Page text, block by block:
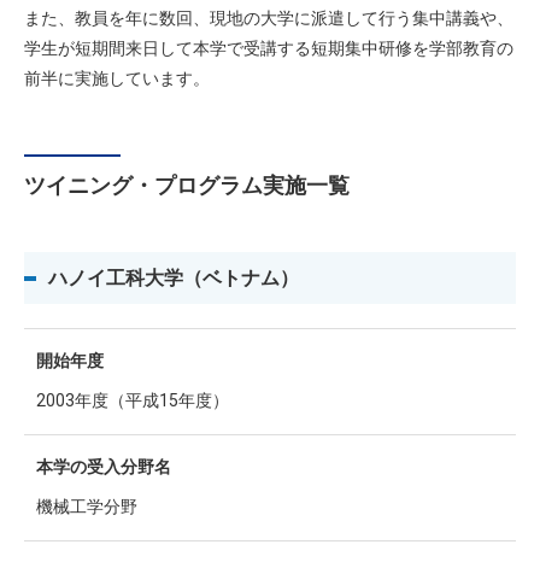
また、教員を年に数回、現地の大学に派遣して行う集中講義や、
学生が短期間来日して本学で受講する短期集中研修を学部教育の
前半に実施しています。
ツイニング・プログラム実施一覧
ハノイ工科大学（ベトナム）
開始年度
2003年度（平成15年度）
本学の受入分野名
機械工学分野